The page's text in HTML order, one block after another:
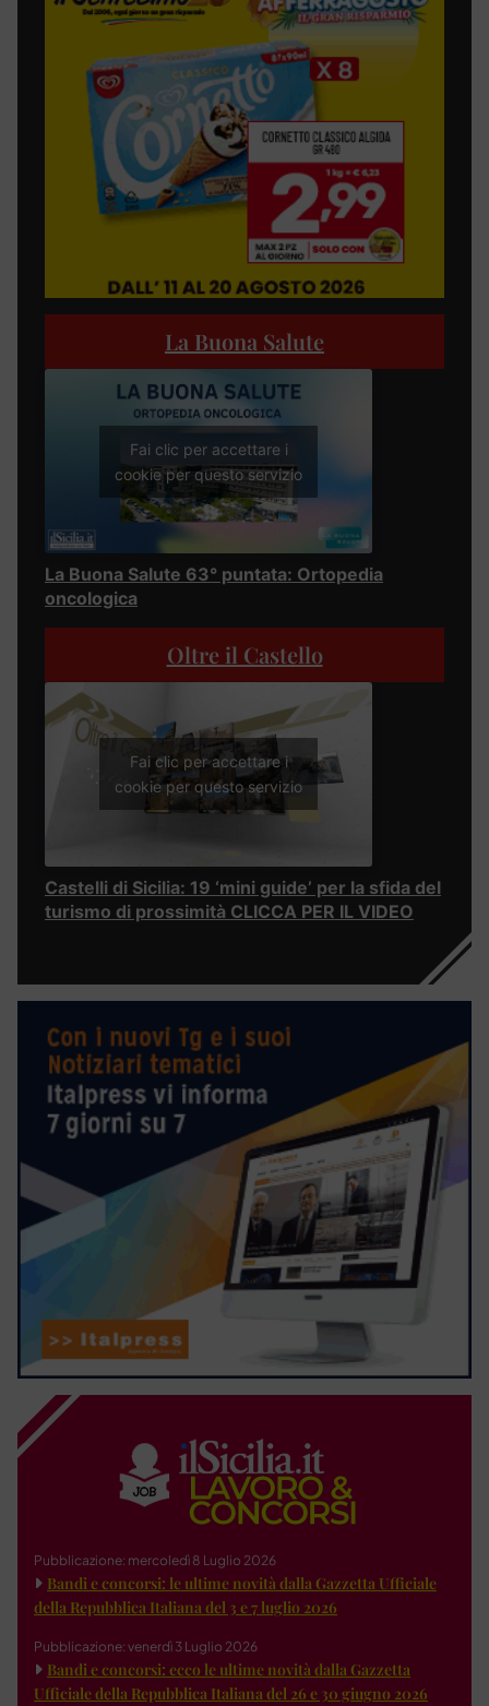
La Buona Salute
Fai clic per accettare i
cookie per questo servizio
La Buona Salute 63° puntata: Ortopedia
oncologica
Oltre il Castello
Fai clic per accettare i
cookie per questo servizio
Castelli di Sicilia: 19 ‘mini guide’ per la sfida del
turismo di prossimità CLICCA PER IL VIDEO
Pubblicazione: mercoledì 8 Luglio 2026
Bandi e concorsi: le ultime novità dalla Gazzetta Ufficiale
della Repubblica Italiana del 3 e 7 luglio 2026
Pubblicazione: venerdì 3 Luglio 2026
Bandi e concorsi: ecco le ultime novità dalla Gazzetta
Ufficiale della Repubblica Italiana del 26 e 30 giugno 2026